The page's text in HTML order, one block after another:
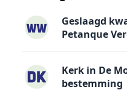
Geslaagd
Petanque
Kerk in De
bestemming